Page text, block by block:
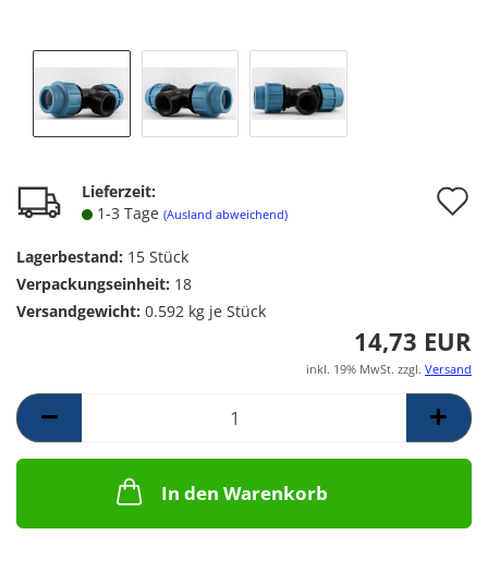
Lieferzeit:
1-3 Tage (Ausland abweichend)
Lagerbestand: 15 Stück
Verpackungseinheit: 18
Versandgewicht: 0.592 kg je Stück
14,73 EUR
inkl. 19% MwSt. zzgl. Versand
In den Warenkorb